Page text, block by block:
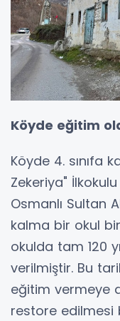
Köyde eğitim
Köyde 4. sınıfa
Zekeriya"
Osmanlı Sultan
kalma bir okul
okulda tam 120
verilmiştir. Bu
eğitim vermeye
restore edilmesi